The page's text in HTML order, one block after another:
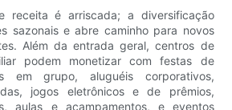
receita é arriscada; a diversificação
sazonais e abre caminho para novos
Além da entrada geral, centros de
podem monetizar com festas de
em grupo, aluguéis corporativos,
jogos eletrônicos e de prêmios,
aulas e acampamentos, e eventos